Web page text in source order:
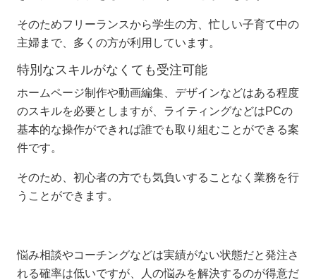
そのためフリーランスから学生の方、忙しい子育て中の
主婦まで、多くの方が利用しています。
特別なスキルがなくても受注可能
ホームページ制作や動画編集、デザインなどはある程度
のスキルを必要としますが、ライティングなどはPCの
基本的な操作ができれば誰でも取り組むことができる案
件です。
そのため、初心者の方でも気負いすることなく業務を行
うことができます。
悩み相談やコーチングなどは実績がない状態だと発注さ
れる確率は低いですが、人の悩みを解決するのが得意だ